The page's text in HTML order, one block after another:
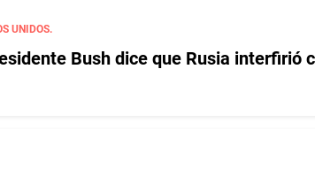
UNIDOS.
Bush dice que Rusia interfirió